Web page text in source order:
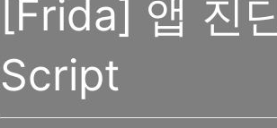
[Frida] 앱 진
Script